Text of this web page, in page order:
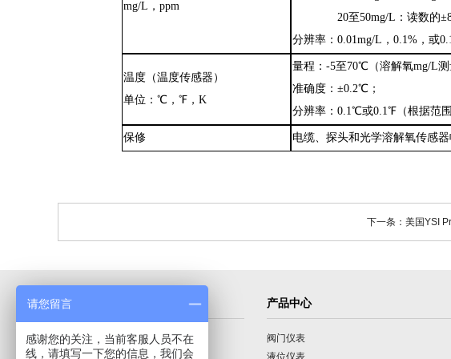
mg/L ，ppm
20至50mg/L ：读数的
分辨率 ：0.01mg/L，0.1% ，或
温度 （温度传感器 ）
单位 ：℃ ，℉ ，K
量程 ：-5至70℃ （溶解氧mg/L
准确度 ：±0.2℃ ；
分辨率 ：0.1℃或0.1℉ （根据范
保修 电缆、探头和光学溶解氧传感
下一条：美国YSI
导航菜单
首页
公司介绍
产品中心
阀门仪表
液位仪表
请您留言
感谢您的关注，当前客服人员不在
线，请填写一下您的信息，我们会